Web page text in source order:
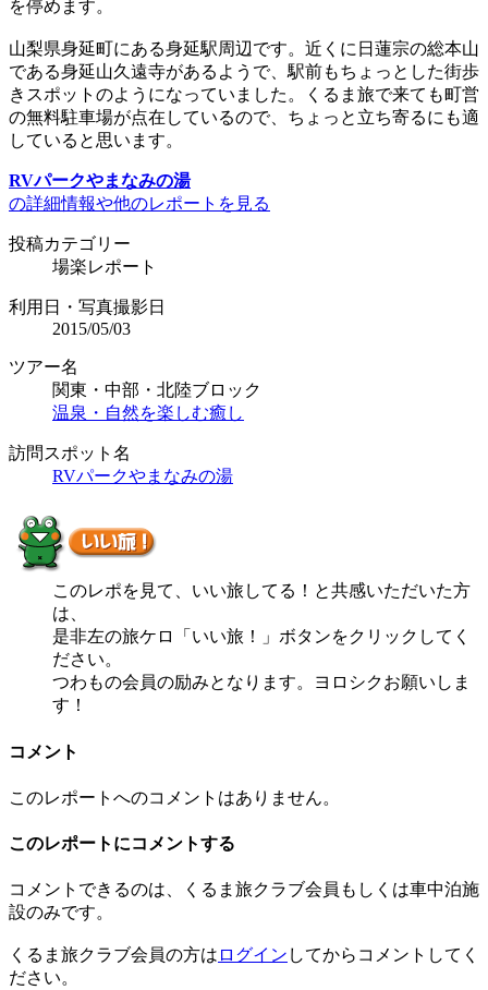
を停めます。
山梨県身延町にある身延駅周辺です。近くに日蓮宗の総本山
である身延山久遠寺があるようで、駅前もちょっとした街歩
きスポットのようになっていました。くるま旅で来ても町営
の無料駐車場が点在しているので、ちょっと立ち寄るにも適
していると思います。
RVパークやまなみの湯
の詳細情報や他のレポートを見る
投稿カテゴリー
場楽レポート
利用日・写真撮影日
2015/05/03
ツアー名
関東・中部・北陸ブロック
温泉・自然を楽しむ癒し
訪問スポット名
RVパークやまなみの湯
このレポを見て、いい旅してる！と共感いただいた方
は、
是非左の旅ケロ「いい旅！」ボタンをクリックしてく
ださい。
つわもの会員の励みとなります。ヨロシクお願いしま
す！
コメント
このレポートへのコメントはありません。
このレポートにコメントする
コメントできるのは、くるま旅クラブ会員もしくは車中泊施
設のみです。
くるま旅クラブ会員の方は ログイン してからコメントしてく
ださい。